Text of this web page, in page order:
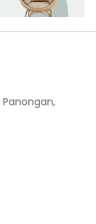
Panongan,